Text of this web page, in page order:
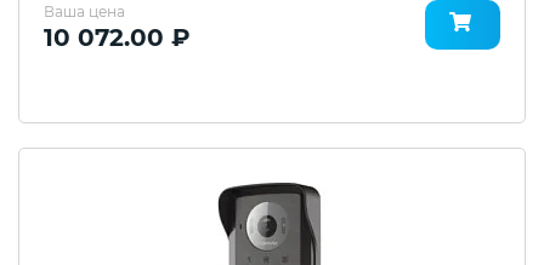
Ваша цена
10 072.00 ₽